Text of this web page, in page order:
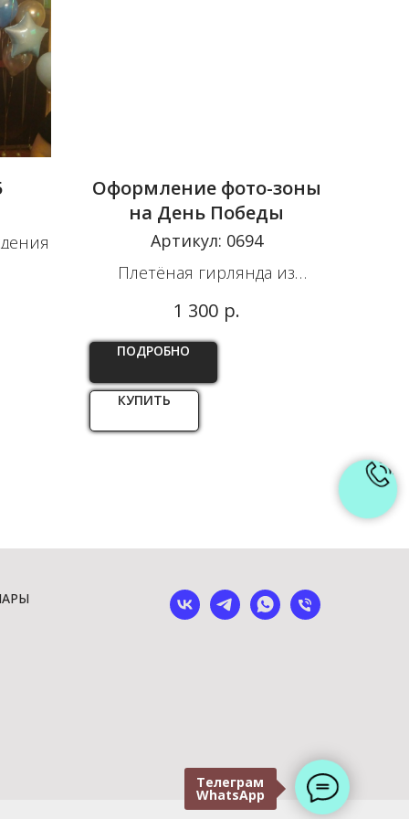
Телеграм
WhatsApp
Оформление фото-зоны
на День Победы
Артикул: 0694
Плетёная гирлянда из
1 300 р.
ПОДРОБНО
КУПИТЬ